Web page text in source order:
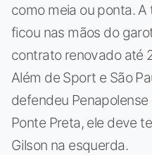
como meia ou ponta.
ficou nas mãos do
contrato renovado até
Além de Sport e São
defendeu
Ponte Preta, ele deve
Gilson na esquerda.